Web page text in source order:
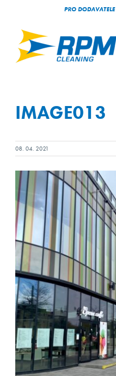
PRO DODAVATELE
NAŠI KLIENTI
O NÁS
KARIÉRA
KONTAKT
ZAMĚSTNÁVÁNÍ OZP
IMAGE013
08. 04. 2021